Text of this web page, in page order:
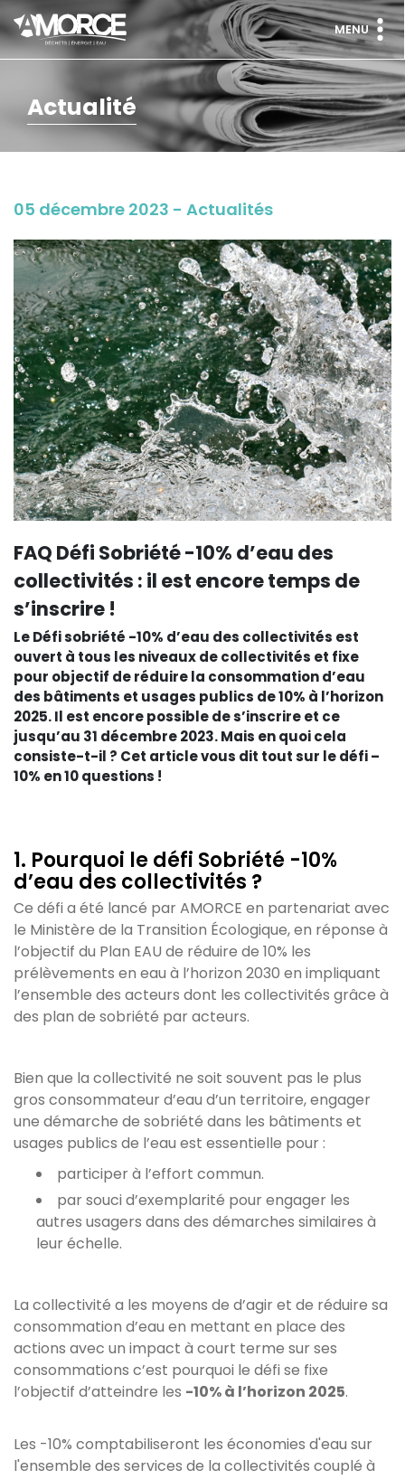
MENU
Actualité
05 décembre 2023 - Actualités
FAQ Défi Sobriété -10% d’eau des
collectivités : il est encore temps de
s’inscrire !
Le Défi sobriété -10% d’eau des collectivités est
ouvert à tous les niveaux de collectivités et fixe
pour objectif de réduire la consommation d’eau
des bâtiments et usages publics de 10% à l’horizon
2025. Il est encore possible de s’inscrire et ce
jusqu’au 31 décembre 2023. Mais en quoi cela
consiste-t-il ? Cet article vous dit tout sur le défi –
10% en 10 questions !
1. Pourquoi le défi Sobriété -10%
d’eau des collectivités ?
Ce défi a été lancé par AMORCE en partenariat avec
le Ministère de la Transition Écologique, en réponse à
l’objectif du Plan EAU de réduire de 10% les
prélèvements en eau à l’horizon 2030 en impliquant
l’ensemble des acteurs dont les collectivités grâce à
des plan de sobriété par acteurs.
Bien que la collectivité ne soit souvent pas le plus
gros consommateur d’eau d’un territoire, engager
une démarche de sobriété dans les bâtiments et
usages publics de l’eau est essentielle pour :
participer à l’effort commun.
par souci d’exemplarité pour engager les
autres usagers dans des démarches similaires à
leur échelle.
La collectivité a les moyens de d’agir et de réduire sa
consommation d’eau en mettant en place des
actions avec un impact à court terme sur ses
consommations c’est pourquoi le défi se fixe
l’objectif d’atteindre les -10% à l’horizon 2025.
Les -10% comptabiliseront les économies d'eau sur
l'ensemble des services de la collectivités couplé à